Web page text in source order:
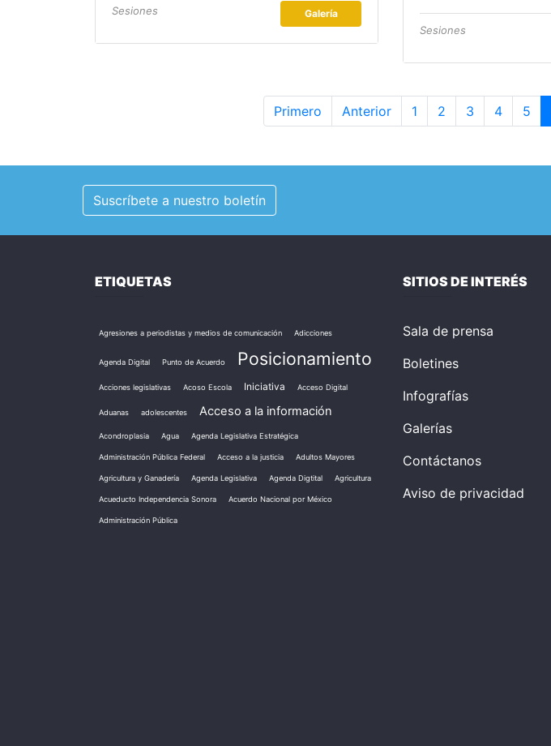
Sesiones Galería
Sesiones
Primero Anterior 1 2 3 4 5
Suscríbete a nuestro boletín
ETIQUETAS
Agresiones a periodistas y medios de comunicación Adicciones
Agenda Digital Punto de Acuerdo Posicionamiento
Acciones legislativas Acoso Escola Iniciativa Acceso Digital
Aduanas adolescentes Acceso a la información
Acondroplasia Agua Agenda Legislativa Estratégica
Administración Pública Federal Acceso a la justicia Adultos Mayores
Agricultura y Ganadería Agenda Legislativa Agenda Digtital Agricultura
Acueducto Independencia Sonora Acuerdo Nacional por México
Administración Pública
SITIOS DE INTERÉS
Sala de prensa
Boletines
Infografías
Galerías
Contáctanos
Aviso de privacidad